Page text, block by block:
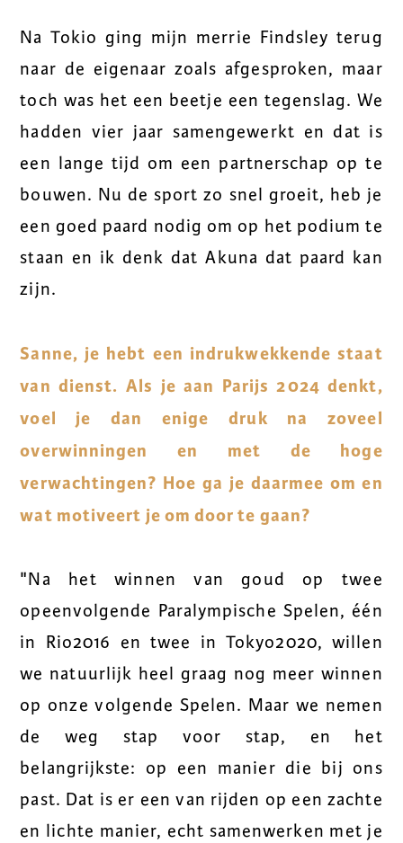
Na Tokio ging mijn merrie Findsley terug
naar de eigenaar zoals afgesproken, maar
toch was het een beetje een tegenslag. We
hadden vier jaar samengewerkt en dat is
een lange tijd om een partnerschap op te
bouwen. Nu de sport zo snel groeit, heb je
een goed paard nodig om op het podium te
staan en ik denk dat Akuna dat paard kan
zijn.
Sanne, je hebt een indrukwekkende staat
van dienst. Als je aan Parijs 2024 denkt,
voel je dan enige druk na zoveel
overwinningen en met de hoge
verwachtingen? Hoe ga je daarmee om en
wat motiveert je om door te gaan?
"Na het winnen van goud op twee
opeenvolgende Paralympische Spelen, één
in Rio2016 en twee in Tokyo2020, willen
we natuurlijk heel graag nog meer winnen
op onze volgende Spelen. Maar we nemen
de weg stap voor stap, en het
belangrijkste: op een manier die bij ons
past. Dat is er een van rijden op een zachte
en lichte manier, echt samenwerken met je